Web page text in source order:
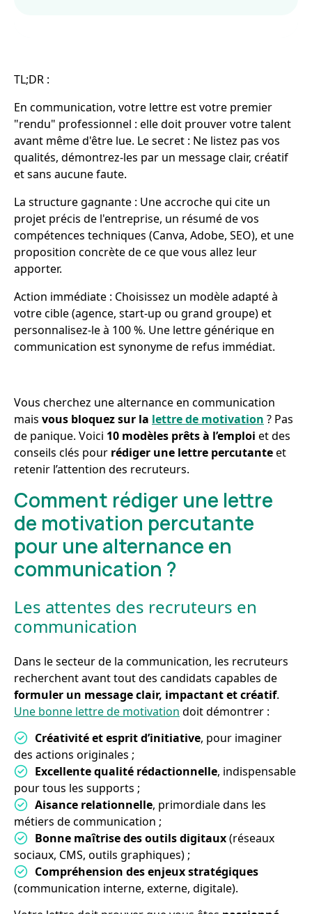
TL;DR :
En communication, votre lettre est votre premier
"rendu" professionnel : elle doit prouver votre talent
avant même d'être lue. Le secret : Ne listez pas vos
qualités, démontrez-les par un message clair, créatif
et sans aucune faute.
La structure gagnante : Une accroche qui cite un
projet précis de l'entreprise, un résumé de vos
compétences techniques (Canva, Adobe, SEO), et une
proposition concrète de ce que vous allez leur
apporter.
Action immédiate : Choisissez un modèle adapté à
votre cible (agence, start-up ou grand groupe) et
personnalisez-le à 100 %. Une lettre générique en
communication est synonyme de refus immédiat.
Vous cherchez une alternance en communication
mais vous bloquez sur la lettre de motivation ? Pas
de panique. Voici 10 modèles prêts à l’emploi et des
conseils clés pour rédiger une lettre percutanteet
retenir l’attention des recruteurs.
Comment rédiger une lettre
de motivation percutante
pour une alternance en
communication ?
Les attentes des recruteurs en
communication
Dans le secteur de la communication, les recruteurs
recherchent avant tout des candidats capables de
formuler un message clair, impactant et créatif.
Une bonne lettre de motivation doit démontrer :
Créativité et esprit d’initiative, pour imaginer
des actions originales ;
Excellente qualité rédactionnelle, indispensable
pour tous les supports ;
Aisance relationnelle, primordiale dans les
métiers de communication ;
Bonne maîtrise des outils digitaux(réseaux
sociaux, CMS, outils graphiques) ;
Compréhension des enjeux stratégiques
(communication interne, externe, digitale).